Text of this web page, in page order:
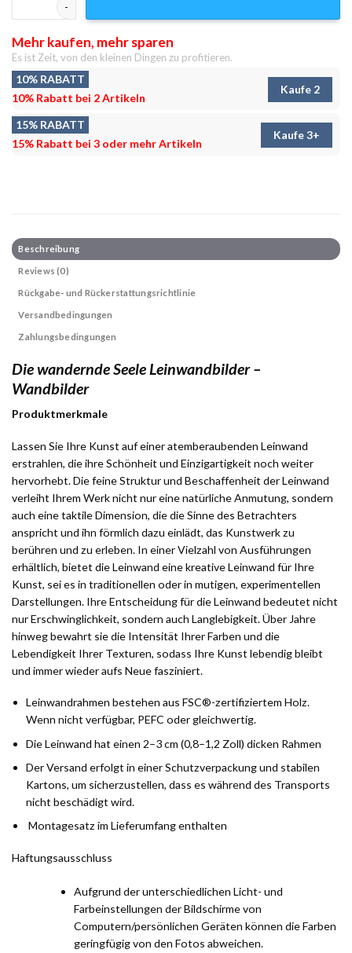
Mehr kaufen, mehr sparen
Es ist Zeit, von den kleinen Dingen zu profitieren.
10% RABATT
10% Rabatt bei 2 Artikeln
Kaufe 2
15% RABATT
15% Rabatt bei 3 oder mehr Artikeln
Kaufe 3+
Beschreibung
Reviews (0)
Rückgabe- und Rückerstattungsrichtlinie
Versandbedingungen
Zahlungsbedingungen
Die wandernde Seele Leinwandbilder –
Wandbilder
Produktmerkmale
Lassen Sie Ihre Kunst auf einer atemberaubenden Leinwand
erstrahlen, die ihre Schönheit und Einzigartigkeit noch weiter
hervorhebt. Die feine Struktur und Beschaffenheit der Leinwand
verleiht Ihrem Werk nicht nur eine natürliche Anmutung, sondern
auch eine taktile Dimension, die die Sinne des Betrachters
anspricht und ihn förmlich dazu einlädt, das Kunstwerk zu
berühren und zu erleben. In einer Vielzahl von Ausführungen
erhältlich, bietet die Leinwand eine kreative Leinwand für Ihre
Kunst, sei es in traditionellen oder in mutigen, experimentellen
Darstellungen. Ihre Entscheidung für die Leinwand bedeutet nicht
nur Erschwinglichkeit, sondern auch Langlebigkeit. Über Jahre
hinweg bewahrt sie die Intensität Ihrer Farben und die
Lebendigkeit Ihrer Texturen, sodass Ihre Kunst lebendig bleibt
und immer wieder aufs Neue fasziniert.
Leinwandrahmen bestehen aus FSC®-zertifiziertem Holz.
Wenn nicht verfügbar, PEFC oder gleichwertig.
Die Leinwand hat einen 2–3 cm (0,8–1,2 Zoll) dicken Rahmen
Der Versand erfolgt in einer Schutzverpackung und stabilen
Kartons, um sicherzustellen, dass es während des Transports
nicht beschädigt wird.
Montagesatz im Lieferumfang enthalten
Haftungsausschluss
Aufgrund der unterschiedlichen Licht- und
Farbeinstellungen der Bildschirme von
Computern/persönlichen Geräten können die Farben
geringfügig von den Fotos abweichen.